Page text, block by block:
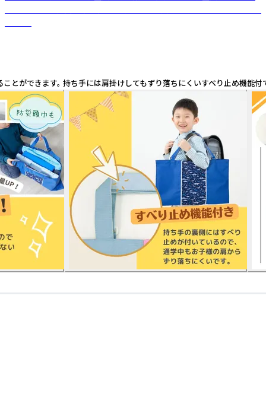
ができます。 持ち手には肩掛けしてもずり落ちにくいすべり止め機能付